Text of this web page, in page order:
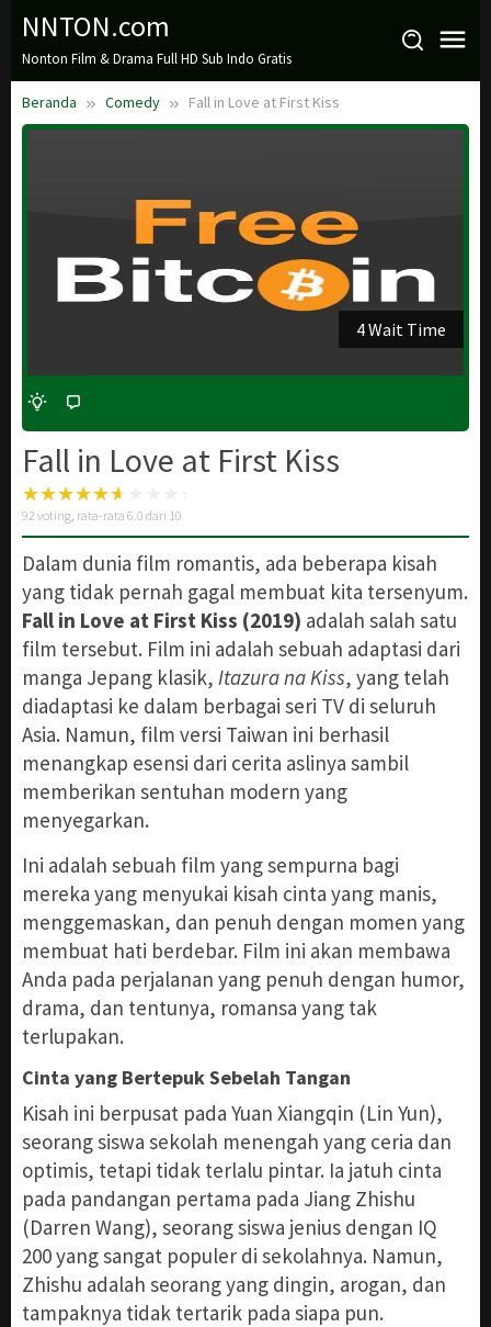
Loncat
konten
NNTON.com
Nonton Film & Drama Full HD Sub Indo Gratis
Beranda Comedy Fall in Love at First Kiss
3 Wait Time
Fall in Love at First Kiss
92 voting, rata-rata 6.0 dari 10
Dalam dunia film romantis, ada beberapa kisah
yang tidak pernah gagal membuat kita tersenyum.
Fall in Love at First Kiss (2019) adalah salah satu
film tersebut. Film ini adalah sebuah adaptasi dari
manga Jepang klasik, Itazura na Kiss, yang telah
diadaptasi ke dalam berbagai seri TV di seluruh
Asia. Namun, film versi Taiwan ini berhasil
menangkap esensi dari cerita aslinya sambil
memberikan sentuhan modern yang
menyegarkan.
Ini adalah sebuah film yang sempurna bagi
mereka yang menyukai kisah cinta yang manis,
menggemaskan, dan penuh dengan momen yang
membuat hati berdebar. Film ini akan membawa
Anda pada perjalanan yang penuh dengan humor,
drama, dan tentunya, romansa yang tak
terlupakan.
Cinta yang Bertepuk Sebelah Tangan
Kisah ini berpusat pada Yuan Xiangqin (Lin Yun),
seorang siswa sekolah menengah yang ceria dan
optimis, tetapi tidak terlalu pintar. Ia jatuh cinta
pada pandangan pertama pada Jiang Zhishu
(Darren Wang), seorang siswa jenius dengan IQ
200 yang sangat populer di sekolahnya. Namun,
Zhishu adalah seorang yang dingin, arogan, dan
tampaknya tidak tertarik pada siapa pun.